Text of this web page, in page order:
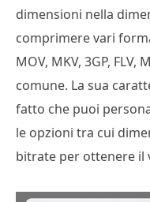
dimensioni nella
comprimere vari
MOV, MKV, 3GP,
comune. La sua
fatto che puoi
le opzioni tra cui
bitrate per ottenere il